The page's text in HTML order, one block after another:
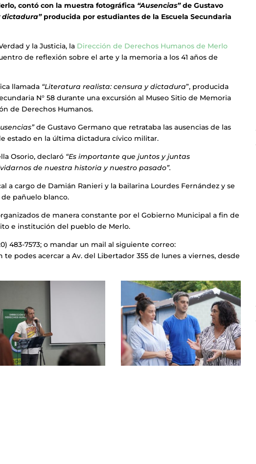
contó con la muestra fotográfica “Ausencias”de Gustavo
dictadura”producida por estudiantes de la Escuela Secundaria
y la Justicia, la Dirección de Derechos Humanos de Merlo
de reflexión sobre el arte y la memoria a los 41 años de
llamada “Literatura realista: censura y dictadura”, producida
N° 58 durante una excursión al Museo Sitio de Memoria
de Derechos Humanos.
de Gustavo Germano que retrataba las ausencias de las
estado en la última dictadura cívico militar.
Osorio, declaró “Es importante que juntos y juntas
de nuestra historia y nuestro pasado”.
a cargo de Damián Ranieri y la bailarina Lourdes Fernández y se
pañuelo blanco.
de manera constante por el Gobierno Municipal a fin de
e institución del pueblo de Merlo.
483-7573; o mandar un mail al siguiente correo:
podes acercar a Av. del Libertador 355 de lunes a viernes, desde